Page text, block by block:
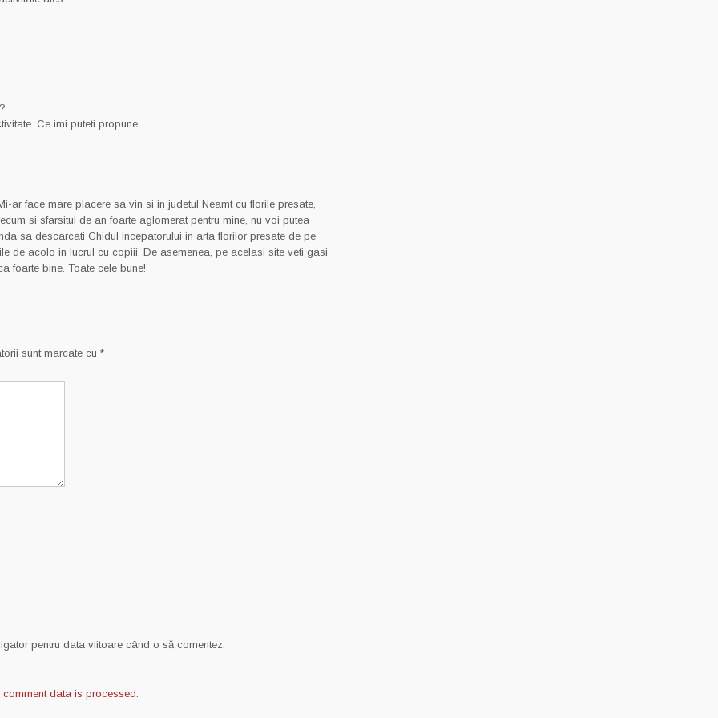
Ce imi puteti propune.
ar face mare placere sa vin si in judetul Neamt cu florile presate,
si sfarsitul de an foarte aglomerat pentru mine, nu voi putea
sa descarcati Ghidul incepatorului in arta florilor presate de pe
de acolo in lucrul cu copiii. De asemenea, pe acelasi site veti gasi
foarte bine. Toate cele bune!
sunt marcate cu *
pentru data viitoare când o să comentez.
comment data is processed.